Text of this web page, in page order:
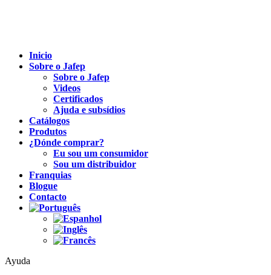
Inicio
Sobre o Jafep
Sobre o Jafep
Videos
Certificados
Ajuda e subsídios
Catálogos
Produtos
¿Dónde comprar?
Eu sou um consumidor
Sou um distribuidor
Franquias
Blogue
Contacto
Ayuda